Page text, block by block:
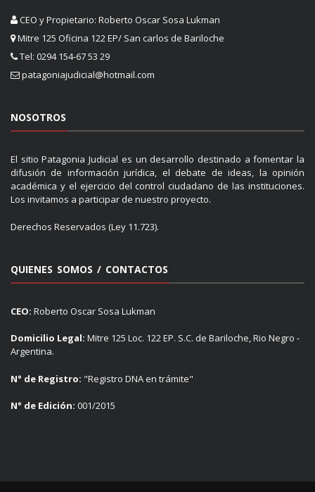
CEO y Propietario: Roberto Oscar Sosa Lukman
Mitre 125 Oficina 122 EP/ San carlos de Bariloche
Tel: 0294 154-67 53 29
patagoniajudicial@hotmail.com
NOSOTROS
El sitio Patagonia Judicial es un desarrollo destinado a fomentar la
difusión de información jurídica, el debate de ideas, la opinión
académica y el ejercicio del control ciudadano de las instituciones.
Los invitamos a participar de nuestro proyecto.
Derechos Reservados (Ley 11.723).
QUIENES SOMOS / CONTACTOS
CEO: Roberto Oscar Sosa Lukman
Domicilio Legal: Mitre 125 Loc. 122 EP. S.C. de Bariloche, Rio Negro -
Argentina.
N° de Registro: "Registro DNA en trámite"
N° de Edición: 001/2015